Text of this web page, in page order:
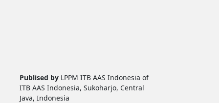
Publised by LPPM ITB AAS Indonesia of
ITB AAS Indonesia, Sukoharjo, Central
Java, Indonesia